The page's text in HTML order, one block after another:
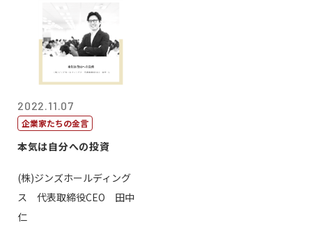
2022.11.07
企業家たちの金言
本気は自分への投資
(株)ジンズホールディング
ス 代表取締役CEO 田中
仁